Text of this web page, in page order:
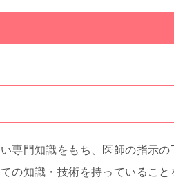
専門知識をもち、医師の指示の
の知識・技術を持っているこ